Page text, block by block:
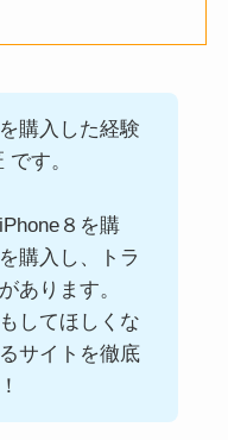
購入した経験
す。
８を購
購入し、トラ
あります。
してほしくな
サイトを徹底